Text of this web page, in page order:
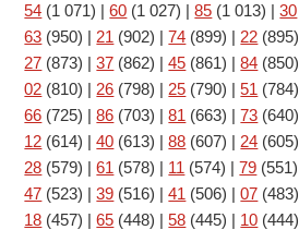
54 (1 071) |60 (1 027) |85 (1 013) |30
63 (950) | 21 (902) |74 (899) | 22 (895)
27 (873) |37 (862) |45 (861) |84 (850)
02 (810) | 26 (798) | 25 (790) |51 (784)
66 (725) |86 (703) |81 (663) |73 (640)
12 (614) |40 (613) |88 (607) | 24 (605)
28 (579) |61 (578) | 11 (574) |79 (551)
47 (523) |39 (516) |41 (506) |07 (483)
18 (457) |65 (448) |58 (445) | 10 (444)